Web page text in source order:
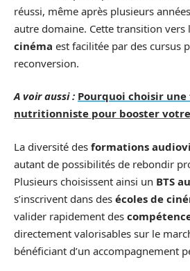
réussi, même après plusieurs
autre domaine. Cette transition vers
cinéma est facilitée par des cursus
reconversion.
A voir aussi : Pourquoi choisir
nutritionniste pour booster
La diversité des formations
autant de possibilités de rebondir
Plusieurs choisissent ainsi un BTS
s’inscrivent dans des écoles de
valider rapidement des
directement valorisables sur le
bénéficiant d’un accompagnement